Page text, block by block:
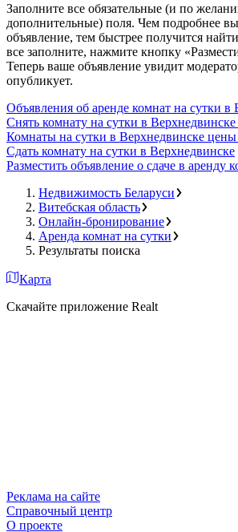
Заполните все обязательные (и по
дополнительные) поля. Чем подробнее
объявление, тем быстрее получится
все заполните, нажмите кнопку
Теперь ваше объявление увидит
опубликует.
Объявления об аренде комнат на сутки в
Снять комнату на сутки в Верхнедвинске
Комнаты на сутки в Верхнедвинске цены
Сдать комнату на сутки в Верхнедвинске
Разместить объявление о сдаче в аренду
Недвижимость Беларуси
Витебская область
Онлайн-бронирование
Аренда комнат на сутки
Результаты поиска
Карта
Скачайте приложение Realt
Реклама на сайте
Справочный центр
О проекте